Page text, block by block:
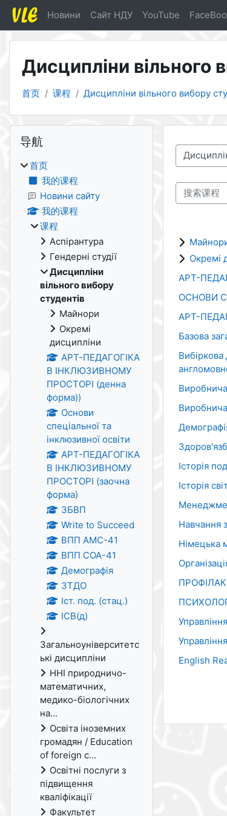
跳到主要内容
Новини Cайт НДУ YouTube
Дисципліни вільного
首页 课程 Дисципліни вільного вибору
课程类别
搜索课程
Окремі
АРТ-
ОСНОВИ
АРТ-
Базова
Історія
Історія
Навчання
Німецька
English
版块
导航
首页
我的课程
Новини сайту
我的课程
课程
Аспірантура
Гендерні студії
Дисципліни
вільного вибору
студентів
Майнори
Окремі
дисципліни
АРТ-ПЕДАГОГІКА
В ІНКЛЮЗИВНОМУ
ПРОСТОРІ (денна
форма))
Основи
спеціальної та
інклюзивної освіти
АРТ-ПЕДАГОГІКА
В ІНКЛЮЗИВНОМУ
ПРОСТОРІ (заочна
форма)
ЗБВП
Write to Succeed
ВПП АМС-41
ВПП СОА-41
Демографія
ЗТДО
Іст. под. (стац.)
ІСВ(д)
Загальноуніверситетс
ькі дисципліни
ННІ природничо-
математичних,
медико-біологічних
на...
Освіта іноземних
громадян / Education
of foreign c...
Освітні послуги з
підвищення
кваліфікації
Факультет